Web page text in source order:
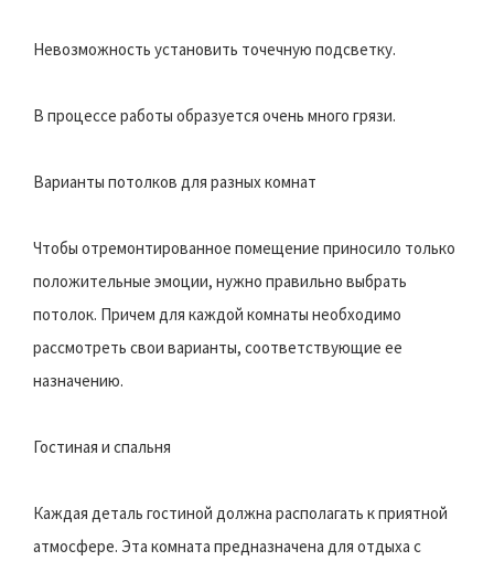
Невозможность установить точечную подсветку.
В процессе работы образуется очень много грязи.
Варианты потолков для разных комнат
Чтобы отремонтированное помещение приносило только
положительные эмоции, нужно правильно выбрать
потолок. Причем для каждой комнаты необходимо
рассмотреть свои варианты, соответствующие ее
назначению.
Гостиная и спальня
Каждая деталь гостиной должна располагать к приятной
атмосфере. Эта комната предназначена для отдыха с